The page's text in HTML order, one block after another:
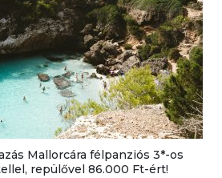
Mallorcára félpanziós 3*-os
repülővel 86.000 Ft-ért!